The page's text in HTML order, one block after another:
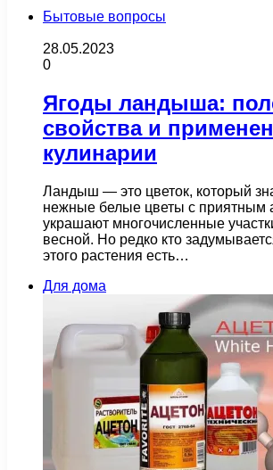
Бытовые вопросы
28.05.2023
0
Ягоды ландыша:
свойства и
кулинарии
Ландыш — это цветок, который
нежные белые цветы с приятным
украшают многочисленные
весной. Но редко кто
этого растения есть…
Для дома